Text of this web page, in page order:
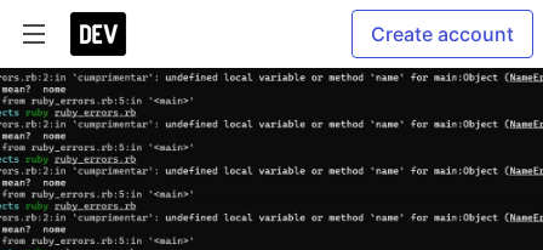
Create account